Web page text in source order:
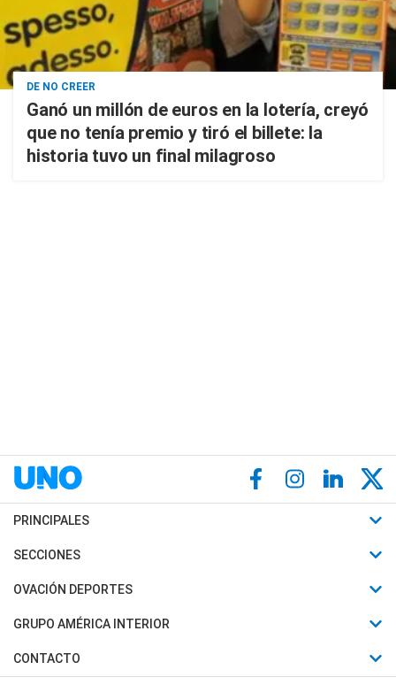
DE NO CREER
Ganó un millón de euros en la lotería, creyó
que no tenía premio y tiró el billete: la
historia tuvo un final milagroso
PRINCIPALES
Últimas Noticias
Política
Judiciales
SECCIONES
Horóscopo
Motores
Trucos caseros
OVACIÓN DEPORTES
Fútbol
Mundial
Automovilismo
GRUPO AMÉRICA INTERIOR
Canal 7 en Vivo
CONTACTO